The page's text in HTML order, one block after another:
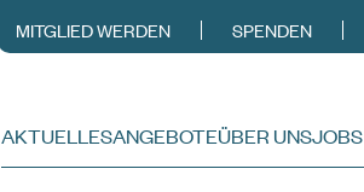
MITGLIED WERDEN SPENDEN
AKTUELLESANGEBOTEÜBER UNSJOBS